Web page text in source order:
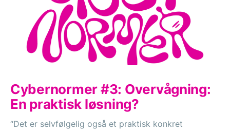
Cybernormer #3: Overvågning:
En praktisk løsning?
“Det er selvfølgelig også et praktisk konkret